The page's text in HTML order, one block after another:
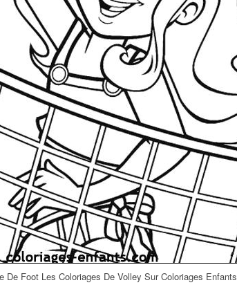
De Foot Les Coloriages De Volley Sur Coloriages Enfants